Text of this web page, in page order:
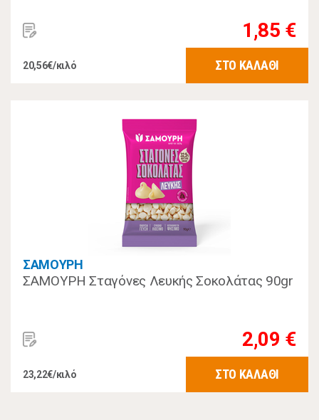
1,85 €
20,56€/κιλό ΣΤΟ ΚΑΛΑΘΙ
ΣΑΜΟΥΡΗ
ΣΑΜΟΥΡΗ Σταγόνες Λευκής Σοκολάτας 90gr
2,09 €
23,22€/κιλό ΣΤΟ ΚΑΛΑΘΙ